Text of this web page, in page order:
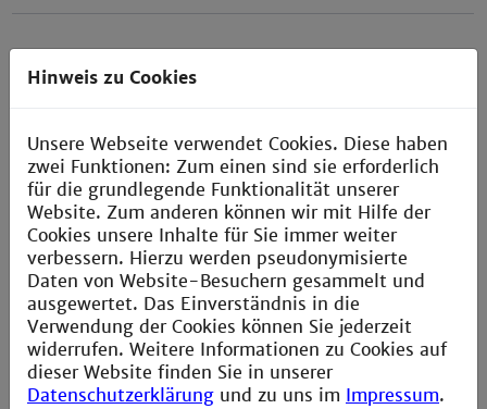
Vorlesungen:
(BL1)
+ Controlling (CO)
+ Controlling im
Produktmanagement (TPM3)
+ Marketing (MK)
T +49 621 292
61 50
F +49 621 292
64 53
Gebäude L,
Raum 155
► Sprechzeiten
Hinweis zu Cookies
Unsere Webseite verwendet Cookies. Diese haben
zwei Funktionen: Zum einen sind sie erforderlich
für die grundlegende Funktionalität unserer
Website. Zum anderen können wir mit Hilfe der
Cookies unsere Inhalte für Sie immer weiter
verbessern. Hierzu werden pseudonymisierte
Daten von Website-Besuchern gesammelt und
ausgewertet. Das Einverständnis in die
Verwendung der Cookies können Sie jederzeit
widerrufen. Weitere Informationen zu Cookies auf
dieser Website finden Sie in unserer
Datenschutzerklärung und zu uns im Impressum.